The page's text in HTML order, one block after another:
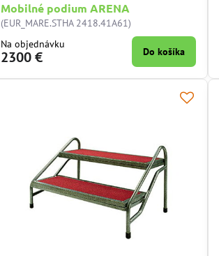
Mobilné podium ARENA
(EUR_MARE.STHA 2418.41A61)
Na objednávku
2300 € Do košíka